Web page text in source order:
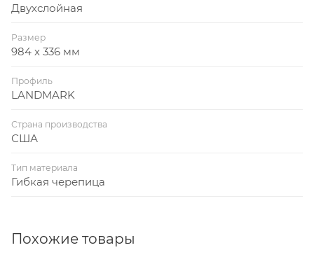
Двухслойная
Размер
984 х 336 мм
Профиль
LANDMARK
Страна производства
США
Тип материала
Гибкая черепица
Похожие товары